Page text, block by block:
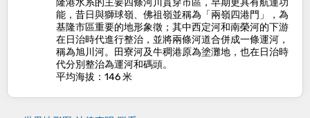
隆港水系的主要四條河川貫穿市區，早期更具有航運功
能，昔日與獅球嶺、佛祖嶺並稱為「兩嶺四港門」，為
基隆市區重要的地形象徵；其中西定河和南榮河的下游
在日治時代進行整治，並將兩條河道合併成一條運河，
稱為旭川河。田寮河及牛稠港原為塗灘地，也在日治時
代分別整治為運河和碼頭。
平均海拔 ：146 米